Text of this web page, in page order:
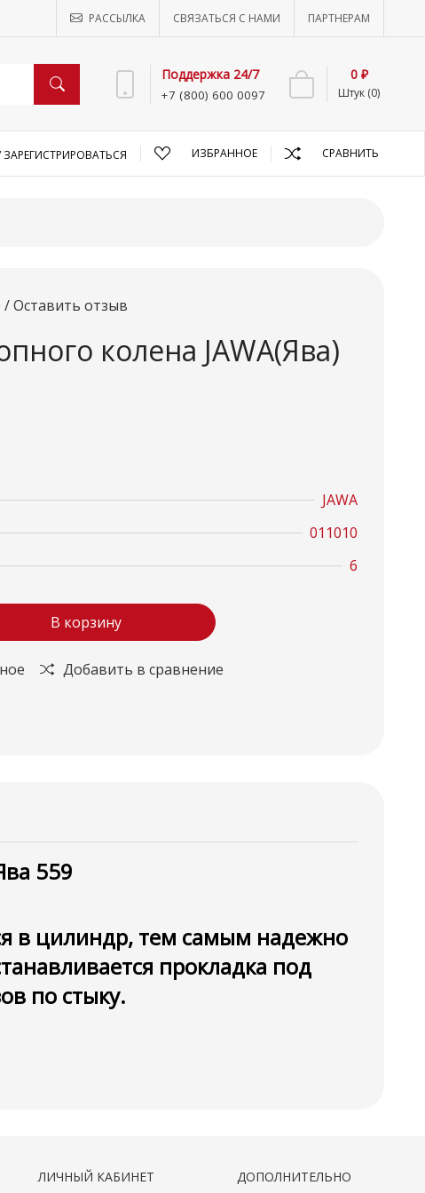
РАССЫЛКА СВЯЗАТЬСЯ С НАМИ ПАРТНЕРАМ
Поддержка 24/7
+7 (800) 600 0097 Штук (0)
0 ₽
ЗАРЕГИСТРИРОВАТЬСЯ ИЗБРАННОЕ СРАВНИТЬ
/Оставить отзыв
колена JAWA(Ява)
JAWA
011010
6
В корзину
Добавить в сравнение
559
в цилиндр, тем самым надежно
прокладка под
по стыку.
ЛИЧНЫЙ КАБИНЕТ
ДОПОЛНИТЕЛЬНО